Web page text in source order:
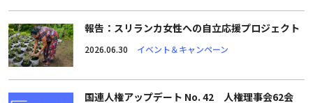
報告：スリランカ女性への自立応援プロジェクト
2026.06.30 イベント＆キャンペーン
国連人権アップデート No. 42 人権理事会62会